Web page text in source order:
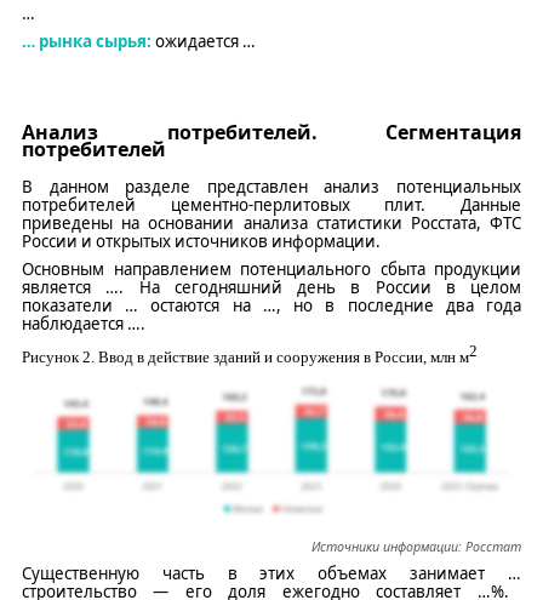
…
… рынка сырья: ожидается …
Анализ потребителей. Сегментация
потребителей
В данном разделе представлен анализ потенциальных
потребителей цементно-перлитовых плит. Данные
приведены на основании анализа статистики Росстата, ФТС
России и открытых источников информации.
Основным направлением потенциального сбыта продукции
является …. На сегодняшний день в России в целом
показатели … остаются на …, но в последние два года
наблюдается ….
Рисунок 2 Ввод в действие зданий и сооружения в России, млн м2
Источники информации: Росстат
Существенную часть в этих объемах занимает …
строительство — его доля ежегодно составляет …%.